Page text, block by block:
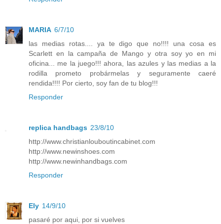
MARIA 6/7/10
las medias rotas.... ya te digo que no!!!! una cosa es
Scarlett en la campaña de Mango y otra soy yo en mi
oficina... me la juego!!! ahora, las azules y las medias a la
rodilla prometo probármelas y seguramente caeré
rendida!!!! Por cierto, soy fan de tu blog!!!
Responder
replica handbags 23/8/10
http://www.christianlouboutincabinet.com
http://www.newinshoes.com
http://www.newinhandbags.com
Responder
Ely 14/9/10
pasaré por aqui, por si vuelves